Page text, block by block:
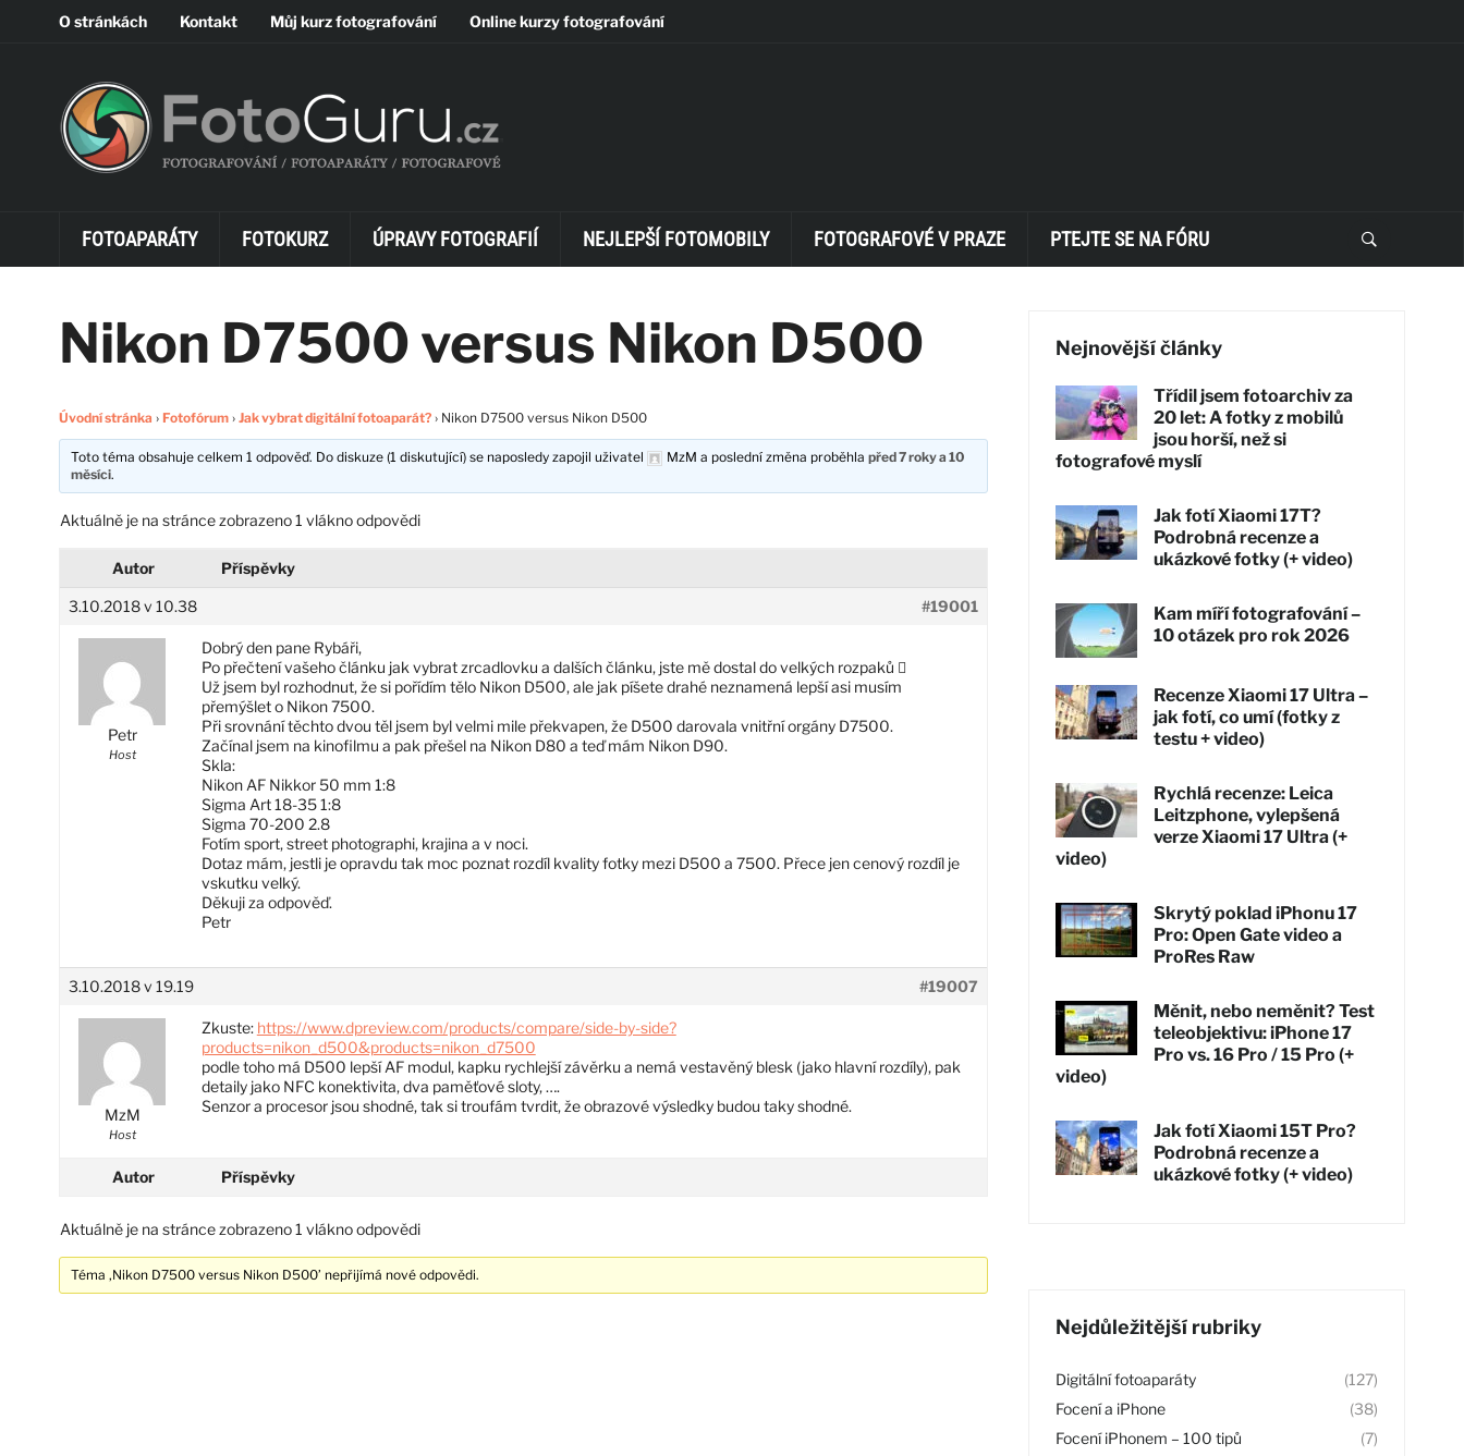
O stránkách Kontakt Můj kurz fotografování Online kurzy fotografování
FOTOAPARÁTY FOTOKURZ ÚPRAVY FOTOGRAFIÍ NEJLEPŠÍ FOTOMOBILY FOTOGRAFOVÉ V PRAZE PTEJTE SE NA FÓRU
Nikon D7500 versus Nikon D500
Úvodní stránka › Fotofórum › Jak vybrat digitální fotoaparát? › Nikon D7500 versus Nikon D500
Toto téma obsahuje celkem 1 odpověď. Do diskuze (1 diskutující) se naposledy zapojil uživatel MzM a poslední změna proběhlapřed 7 roky a 10
měsíci.
Aktuálně je na stránce zobrazeno 1 vlákno odpovědi
Autor Příspěvky
3.10.2018 v 10.38 #19001
Petr
Host
Dobrý den pane Rybáři,
Po přečtení vašeho článku jak vybrat zrcadlovku a dalších článku, jste mě dostal do velkých rozpaků 
Už jsem byl rozhodnut, že si pořídím tělo Nikon D500, ale jak píšete drahé neznamená lepší asi musím
přemýšlet o Nikon 7500.
Při srovnání těchto dvou těl jsem byl velmi mile překvapen, že D500 darovala vnitřní orgány D7500.
Začínal jsem na kinofilmu a pak přešel na Nikon D80 a teď mám Nikon D90.
Skla:
Nikon AF Nikkor 50 mm 1:8
Sigma Art 18-35 1:8
Sigma 70-200 2.8
Fotím sport, street photographi, krajina a v noci.
Dotaz mám, jestli je opravdu tak moc poznat rozdíl kvality fotky mezi D500 a 7500. Přece jen cenový rozdíl je
vskutku velký.
Děkuji za odpověď.
Petr
3.10.2018 v 19.19 #19007
MzM
Host
Zkuste: https://www.dpreview.com/products/compare/side-by-side?
products=nikon_d500&products=nikon_d7500
podle toho má D500 lepší AF modul, kapku rychlejší závěrku a nemá vestavěný blesk (jako hlavní rozdíly), pak
detaily jako NFC konektivita, dva paměťové sloty, ….
Senzor a procesor jsou shodné, tak si troufám tvrdit, že obrazové výsledky budou taky shodné.
Autor Příspěvky
Aktuálně je na stránce zobrazeno 1 vlákno odpovědi
Téma ‚Nikon D7500 versus Nikon D500’ nepřijímá nové odpovědi.
Nejnovější články
Třídil jsem fotoarchiv za
20 let: A fotky z mobilů
jsou horší, než si
fotografové myslí
Jak fotí Xiaomi 17T?
Podrobná recenze a
ukázkové fotky (+ video)
Kam míří fotografování –
10 otázek pro rok 2026
Recenze Xiaomi 17 Ultra –
jak fotí, co umí (fotky z
testu + video)
Rychlá recenze: Leica
Leitzphone, vylepšená
verze Xiaomi 17 Ultra (+
video)
Skrytý poklad iPhonu 17
Pro: Open Gate video a
ProRes Raw
Měnit, nebo neměnit? Test
teleobjektivu: iPhone 17
Pro vs. 16 Pro / 15 Pro (+
video)
Jak fotí Xiaomi 15T Pro?
Podrobná recenze a
ukázkové fotky (+ video)
Nejdůležitější rubriky
Digitální fotoaparáty
(127)
Focení a iPhone
(38)
Focení iPhonem – 100 tipů
(7)